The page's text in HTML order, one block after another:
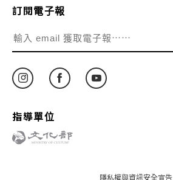
訂閱電子報
指導單位
隱私權與資訊安全宣告